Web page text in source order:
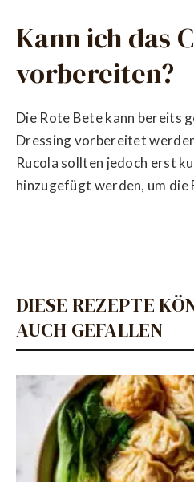
Kann ich das
vorbereiten?
Die Rote Bete kann bereits
Dressing vorbereitet
Rucola sollten jedoch erst
hinzugefügt werden, um die
DIESE REZEPTE
AUCH GEFALLEN